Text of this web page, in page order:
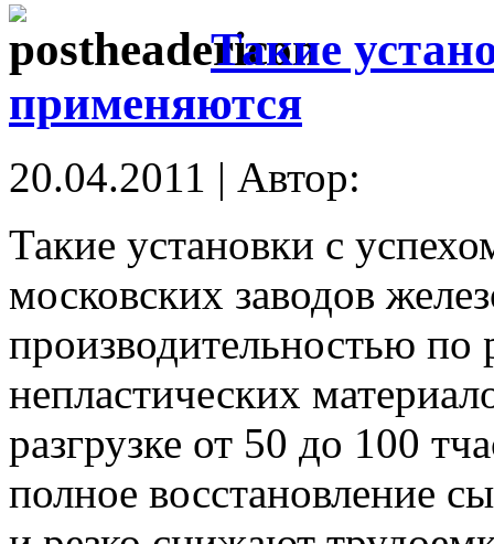
Такие
применяются
20.04.2011 | Автор:
Такие установки с
московских заводов
производительностью
непластических
разгрузке от 50 до 100
полное восстановление